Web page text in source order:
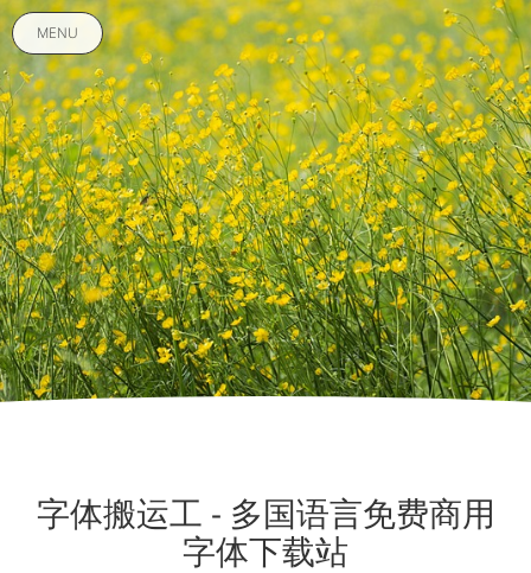
MENU
字体搬运工 - 多国语言免费商用
字体下载站